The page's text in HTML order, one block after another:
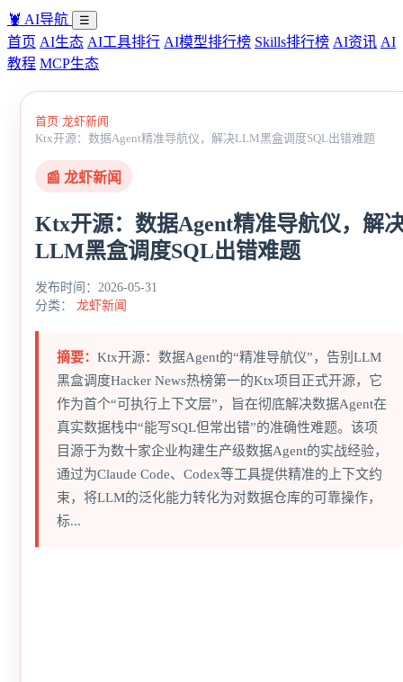
🦞 AI导航 ☰
首页 AI生态 AI工具排行 AI模型排行榜 Skills排行榜 AI资讯 AI
教程 MCP生态
首页/龙虾新闻 /
Ktx开源：数据Agent精准导航仪，解决LLM黑盒调度SQL出错难题
📰 龙虾新闻
Ktx开源：数据Agent精准导航仪，解
LLM黑盒调度SQL出错难题
发布时间：2026-05-31
分类： 龙虾新闻
摘要： Ktx开源：数据Agent的“精准导航仪”，告别LLM
黑盒调度Hacker News热榜第一的Ktx项目正式开源，它
作为首个“可执行上下文层”，旨在彻底解决数据Agent在
真实数据栈中“能写SQL但常出错”的准确性难题。该项
目源于为数十家企业构建生产级数据Agent的实战经验，
通过为Claude Code、Codex等工具提供精准的上下文约
束，将LLM的泛化能力转化为对数据仓库的可靠操作，
标...